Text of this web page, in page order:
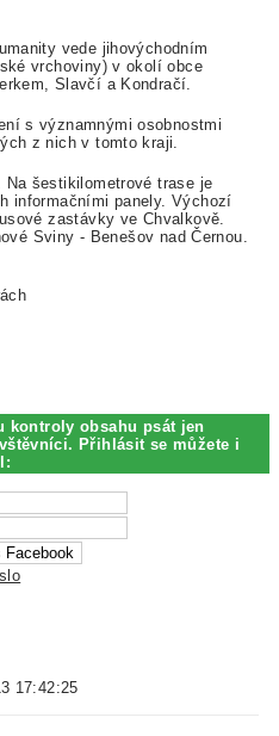
vede jihovýchodním
vrchoviny) v okolí obce
Slavčí a Kondračí.
s významnými osobnostmi
z nich v tomto kraji.
šestikilometrové trase je
informačními panely. Výchozí
zastávky ve Chvalkově.
Sviny - Benešov nad Černou.
kontroly obsahu psát jen
Přihlásit se můžete i
17:42:25